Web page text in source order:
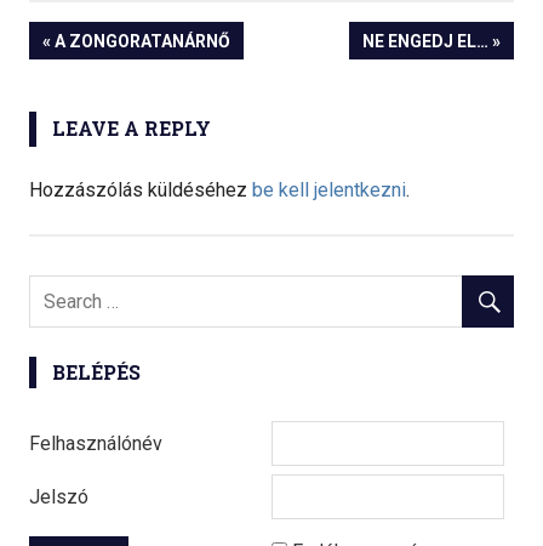
Bejegyzés
navigáció
« A ZONGORATANÁRNŐ NE ENGEDJ EL… »
LEAVE A REPLY
Hozzászólás küldéséhez be kell jelentkezni.
BELÉPÉS
Felhasználónév
Jelszó